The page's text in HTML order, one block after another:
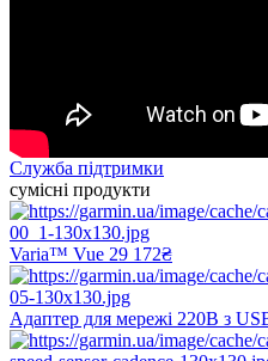
Служба підтримки
сумісні продукти
Varia™ Vue 29 172₴
Адаптер для мережі 220В з